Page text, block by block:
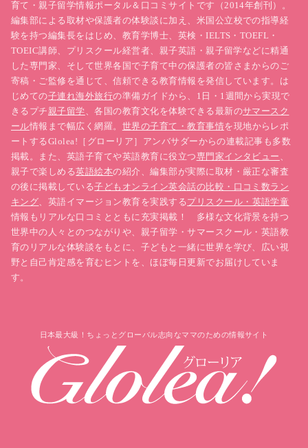
育て・親子留学情報ポータル＆口コミサイトです（2014年創刊）。
編集部による取材や保護者の体験談に加え、米国公立校での指導経
験を持つ編集長をはじめ、教育学博士、英検・IELTS・TOEFL・
TOEIC講師、プリスクール経営者、親子英語・親子留学などに精通
した専門家、そして世界各国で子育て中の保護者の皆さまからのご
寄稿・ご監修を通じて、信頼できる教育情報を発信しています。は
じめての子連れ海外旅行の準備ガイドから、1日・1週間から実現で
きるプチ 親子留学 、各国の教育文化を体験できる最新のサマースク
ール情報まで幅広く網羅。 世界の子育て・教育事情を現地からレポ
ートするGlolea!［グローリア］アンバサダーからの連載記事も多数
掲載。また、英語子育てや英語教育に役立つ専門家インタビュー
親子で楽しめる英語絵本の紹介、編集部が実際に取材・厳正な審査
の後に掲載している子どもオンライン英会話の比較・口コミ数ラン
キング 、英語イマージョン教育を実践するプリスクール・英語学童
情報もリアルな口コミとともに充実掲載！ 多様な文化背景を持つ
世界中の人々とのつながりや、親子留学・サマースクール・英語教
育のリアルな体験談をもとに、子どもと一緒に世界を学び、広い視
野と自己肯定感を育むヒントを、ほぼ毎日更新でお届けしていま
す。
日本最大級！ちょっとグローバル志向なママのための情報サイト